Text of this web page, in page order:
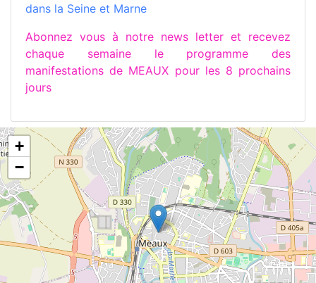
dans la Seine et Marne
Abonnez vous à notre news letter et recevez
chaque semaine le programme des
manifestations de MEAUX pour les 8 prochains
jours
+
−